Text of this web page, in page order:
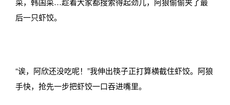
后一只虾饺。
“诶，阿欣还没吃呢！”我伸出筷子正打算横截住虾饺。 阿狼
手快，抢先一步把虾饺一口吞进嘴里。